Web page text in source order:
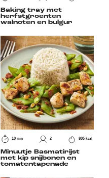
Baking tray met
herfstgroenten
walnoten en bulgur
10 min 2 805 kcal
Minuutje Basmatirijst
met kip snijbonen en
tomatentapenade